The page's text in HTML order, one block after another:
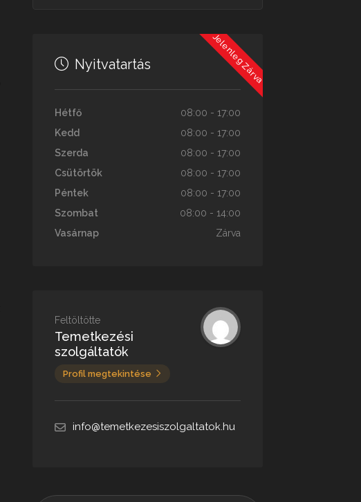
Jelenleg Zárva
Nyitvatartás
Hétfő
08:00 - 17:00
Kedd
08:00 - 17:00
Szerda
08:00 - 17:00
Csütörtök
08:00 - 17:00
Péntek
08:00 - 17:00
Szombat
08:00 - 14:00
Vasárnap
Zárva
Feltöltötte
Temetkezési
szolgáltatók
Profil megtekintése
info@temetkezesiszolgaltatok.hu